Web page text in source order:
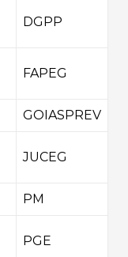
DGPP
FAPEG
GOIASPREV
JUCEG
PM
PGE